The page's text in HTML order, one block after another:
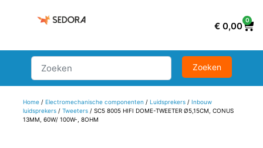
€ 0,00
0
Home/ Electromechanische componenten / Luidsprekers/ Inbouw
luidsprekers/ Tweeters/ SC5 8005 HIFI DOME-TWEETER Ø5,15CM, CONUS
13MM, 60W/ 100W-, 8OHM